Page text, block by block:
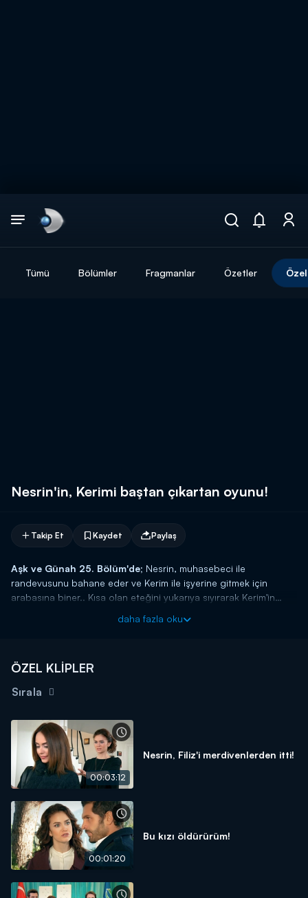
Tümü Bölümler Fragmanlar Özetler
Nesrin'in, Kerimi baştan çıkartan oyunu!
Takip Et Kaydet Paylaş
Aşk ve Günah 25. Bölüm'de; Nesrin, muhasebeci ile
randevusunu bahane eder ve Kerim ile işyerine gitmek için
arabasına biner.. Kısa olan eteğini yukarıya sıyırarak Kerim'in
daha fazla oku
ÖZEL KLİPLER
Sırala
00:03:12
Nesrin, Filiz'i merdivenlerden itti!
00:01:20
Bu kızı öldürürüm!